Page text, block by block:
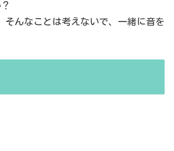
そんなことは考えないで、一緒に音を